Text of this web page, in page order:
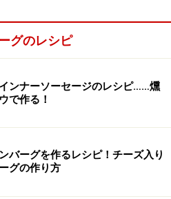
グのレシピ
ンナーソーセージのレシピ……燻
で作る！
バーグを作るレシピ！チーズ入り
グの作り方